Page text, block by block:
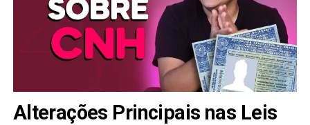
Alterações Principais nas Leis